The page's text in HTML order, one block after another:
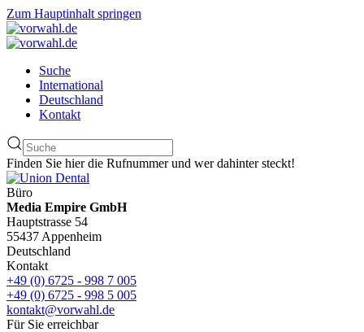
Zum Hauptinhalt springen
Suche
International
Deutschland
Kontakt
Finden Sie hier die Rufnummer und wer dahinter steckt!
Büro
Media Empire GmbH
Hauptstrasse 54
55437 Appenheim
Deutschland
Kontakt
+49 (0) 6725 - 998 7 005
+49 (0) 6725 - 998 5 005
kontakt@vorwahl.de
Für Sie erreichbar